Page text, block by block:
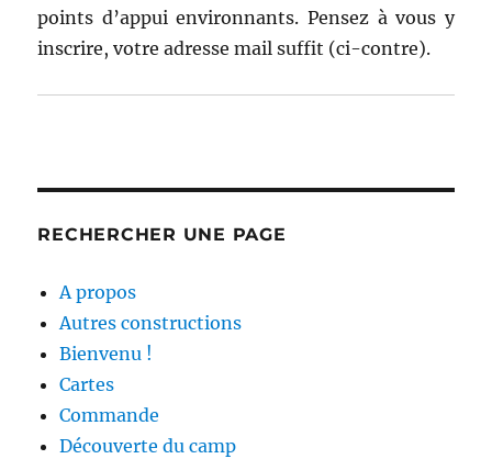
points d’appui environnants. Pensez à vous y
inscrire, votre adresse mail suffit (ci-contre).
RECHERCHER UNE PAGE
A propos
Autres constructions
Bienvenu !
Cartes
Commande
Découverte du camp